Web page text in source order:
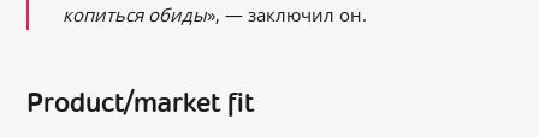
копиться обиды», ― заключил он.
Product/market fit